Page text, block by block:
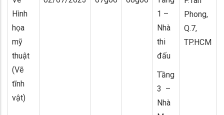
Phong,
Q.7,
TP.HCM
Hình
họa
mỹ
thuật
(Vẽ
tĩnh
vật)
1 –
Nhà
thi
đấu
Tầng
3 –
Nhà